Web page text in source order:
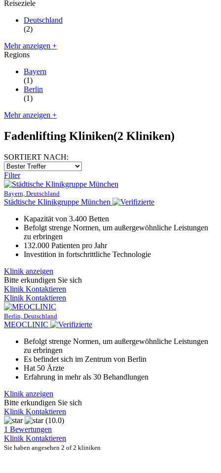
Reiseziele
Deutschland
(2)
Mehr anzeigen +
Regions
Bayern
(1)
Berlin
(1)
Mehr anzeigen +
Fadenlifting Kliniken(2 Kliniken)
SORTIERT NACH:
Filter
Bayern, Deutschland
Städtische Klinikgruppe München
Kapazität von 3.400 Betten
Befolgt strenge Normen, um außergewöhnliche Leistungen
zu erbringen
132.000 Patienten pro Jahr
Investition in fortschrittliche Technologie
Klinik anzeigen
Bitte erkundigen Sie sich
Klinik Kontaktieren
Klinik Kontaktieren
Berlin, Deutschland
MEOCLINIC
Befolgt strenge Normen, um außergewöhnliche Leistungen
zu erbringen
Es befindet sich im Zentrum von Berlin
Hat 50 Ärzte
Erfahrung in mehr als 30 Behandlungen
Klinik anzeigen
Bitte erkundigen Sie sich
Klinik Kontaktieren
(10.0)
1 Bewertungen
Klinik Kontaktieren
Sie haben angesehen 2 of 2 kliniken